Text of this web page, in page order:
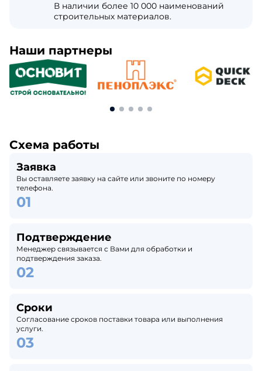
В наличии более 10 000 наименований
строительных материалов.
Наши партнеры
Схема работы
Заявка
Вы оставляете заявку на сайте или звоните по номеру
телефона.
Подтверждение
Менеджер связывается с Вами для обработки и
подтверждения заказа.
Сроки
Согласование сроков поставки товара или выполнения
услуги.